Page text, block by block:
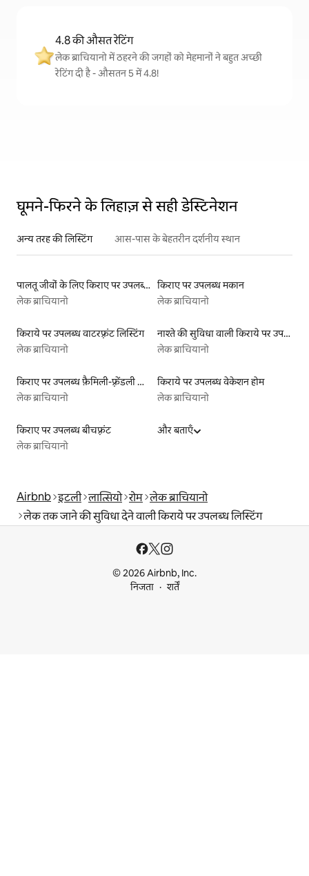
4.8 की औसत रेटिंग
लेक ब्राचियानो में ठहरने की जगहों को मेहमानों ने बहुत अच्छी
रेटिंग दी है - औसतन 5 में 4.8!
घूमने-फिरने के लिहाज़ से सही डेस्टिनेशन
अन्य तरह की लिस्टिंग आस-पास के बेहतरीन दर्शनीय स्थान
पालतू जीवों के लिए किराए पर उपलब्ध लिस्टिंग
लेक ब्राचियानो
किराए पर उपलब्ध मकान
लेक ब्राचियानो
किराये पर उपलब्ध वाटरफ़्रंट लिस्टिंग
लेक ब्राचियानो
नाश्ते की सुविधा वाली किराये पर उपलब्ध लिस्टिंग
लेक ब्राचियानो
किराए पर उपलब्ध फ़ैमिली-फ़्रेंडली लिस्टिंग
लेक ब्राचियानो
किराये पर उपलब्ध वेकेशन होम
लेक ब्राचियानो
किराए पर उपलब्ध बीचफ़्रंट
लेक ब्राचियानो
और बताएँ
Airbnb इटली लात्सियो रोम लेक ब्राचियानो
लेक तक जाने की सुविधा देने वाली किराये पर उपलब्ध लिस्टिंग
© 2026 Airbnb, Inc.
निजता
शर्तें